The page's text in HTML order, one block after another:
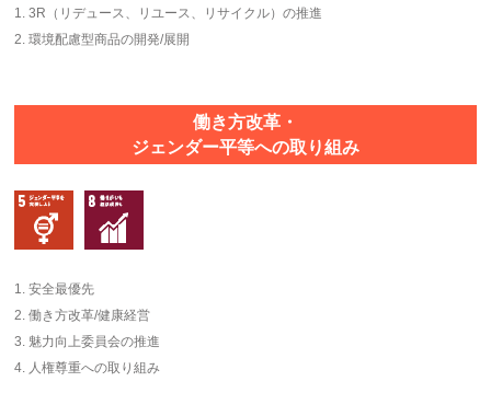
1. 3R（リデュース、リユース、リサイクル）の推進
2. 環境配慮型商品の開発/展開
働き方改革・
ジェンダー平等への取り組み
1. 安全最優先
2. 働き方改革/健康経営
3. 魅力向上委員会の推進
4. 人権尊重への取り組み